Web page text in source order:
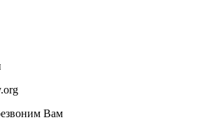
Вам